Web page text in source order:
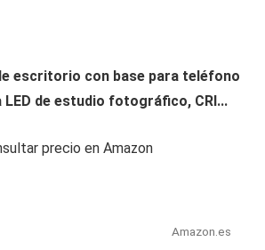
escritorio con base para teléfono
LED de estudio fotográfico, CRI...
precio en Amazon
Amazon.es